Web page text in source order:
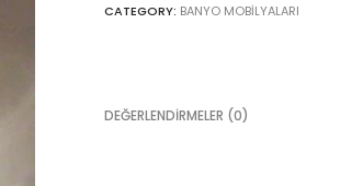
CATEGORY: BANYO MOBILYALARI
DEĞERLENDIRMELER (0)